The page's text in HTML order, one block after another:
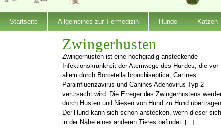
Startseite Allgemeines zur Tiermedizin Hunde Katzen
Zwingerhusten
Zwingerhusten ist eine hochgradig ansteckende
Infektionskrankheit der Atemwege des Hundes, die vor
allem durch Bordetella bronchiseptica, Canines
Parainfluenzavirus und Canines Adenovirus Typ 2
verursacht wird. Die Erreger des Zwingerhustens
durch Husten und Niesen von Hund zu Hund
Der Hund kann sich schon anstecken, wenn dieser sich
in der Nähe eines anderen Tieres befindet. […]